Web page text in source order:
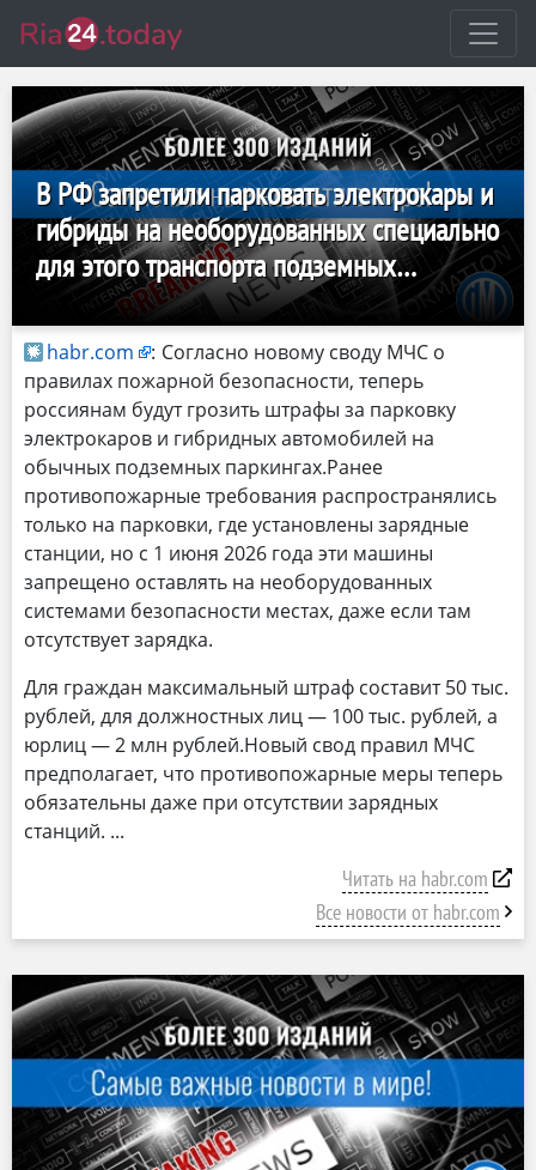
В РФ запретили парковать электрокары и
гибриды на необорудованных специально
для этого транспорта подземных
паркингах
habr.com : Согласно новому своду МЧС о
правилах пожарной безопасности, теперь
россиянам будут грозить штрафы за парковку
электрокаров и гибридных автомобилей на
обычных подземных паркингах.Ранее
противопожарные требования распространялись
только на парковки, где установлены зарядные
станции, но с 1 июня 2026 года эти машины
запрещено оставлять на необорудованных
системами безопасности местах, даже если там
отсутствует зарядка.
Для граждан максимальный штраф составит 50 тыс.
рублей, для должностных лиц — 100 тыс. рублей, а
юрлиц — 2 млн рублей.Новый свод правил МЧС
предполагает, что противопожарные меры теперь
обязательны даже при отсутствии зарядных
станций.
Читать на habr.com
Все новости от habr.com